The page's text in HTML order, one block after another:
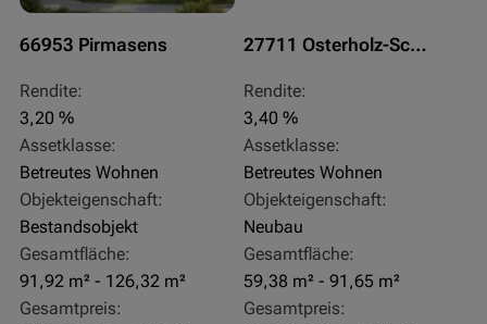
66953 Pirmasens
Rendite:
3,20 %
Assetklasse:
Betreutes Wohnen
Objekteigenschaft:
Bestandsobjekt
Gesamtfläche:
91,92 m² - 126,32 m²
Gesamtpreis:
27711 Osterholz-Scharmbeck
Rendite:
3,40 %
Assetklasse:
Betreutes Wohnen
Objekteigenschaft:
Neubau
Gesamtfläche:
59,38 m² - 91,65 m²
Gesamtpreis: